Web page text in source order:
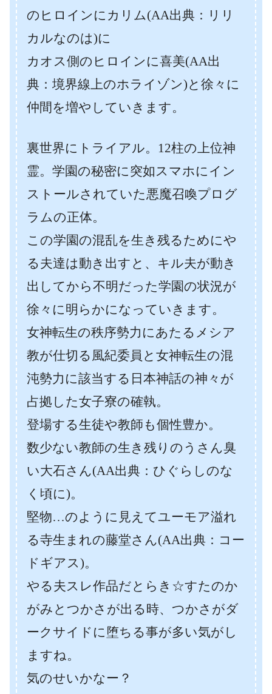
のヒロインにカリム(AA出典：リリ
カルなのは)に
カオス側のヒロインに喜美(AA出
典：境界線上のホライゾン)と徐々に
仲間を増やしていきます。
裏世界にトライアル。 12柱の上位神
霊。学園の秘密に突如スマホにイン
ストールされていた悪魔召喚プログ
ラムの正体。
この学園の混乱を生き残るためにや
る夫達は動き出すと、キル夫が動き
出してから不明だった学園の状況が
徐々に明らかになっていきます。
女神転生の秩序勢力にあたるメシア
教が仕切る風紀委員と女神転生の混
沌勢力に該当する日本神話の神々が
占拠した女子寮の確執。
登場する生徒や教師も個性豊か。
数少ない教師の生き残りのうさん臭
い大石さん(AA出典：ひぐらしのな
く頃に)。
堅物…のように見えてユーモア溢れ
る寺生まれの藤堂さん(AA出典：コー
ドギアス)。
やる夫スレ作品だとらき☆すたのか
がみとつかさが出る時、つかさがダ
ークサイドに堕ちる事が多い気がし
ますね。
気のせいかなー？